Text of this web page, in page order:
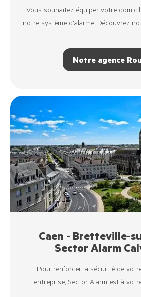
Vous souhaitez équiper votre
notre système d'alarme. Découvrez
Notre agence
Caen - Bretteville-
Sector Alarm
Pour renforcer la sécurité de
entreprise, Sector Alarm est à